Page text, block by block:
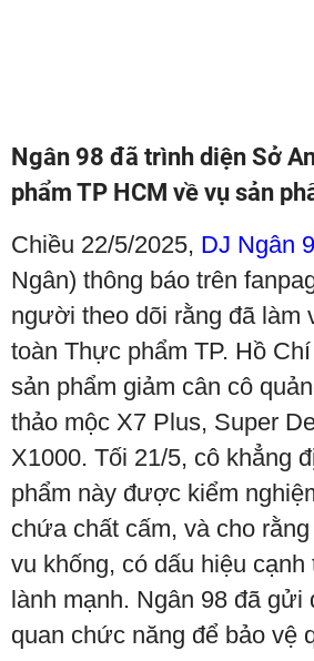
Ngân 98 đã trình diện Sở
phẩm TP HCM về vụ sản
Chiều 22/5/2025, DJ Ngân
Ngân) thông báo trên
người theo dõi rằng đã làm
toàn Thực phẩm TP. Hồ
sản phẩm giảm cân cô
thảo mộc X7 Plus, Super
X1000. Tối 21/5, cô khẳng
phẩm này được kiểm
chứa chất cấm, và cho
vu khống, có dấu hiệu cạnh
lành mạnh. Ngân 98 đã gửi
quan chức năng để bảo vệ